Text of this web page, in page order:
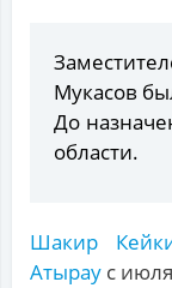
Мукасов
До
области.
Шакир
Атырау с